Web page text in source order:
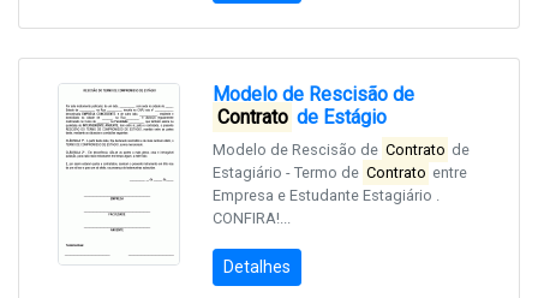
Modelo de Rescisão de
Contrato de Estágio
Modelo de Rescisão de Contrato de
Estagiário - Termo de Contrato entre
Empresa e Estudante Estagiário .
CONFIRA!...
Detalhes